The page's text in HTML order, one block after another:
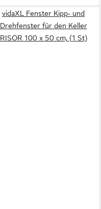
vidaXL Fenster Kipp- und
Drehfenster für den Keller
RISOR 100 x 50 cm, (1 St)